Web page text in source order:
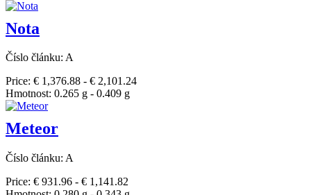
Nota
Číslo článku: A
Price: € 1,376.88 - € 2,101.24
Hmotnost: 0.265 g - 0.409 g
Meteor
Číslo článku: A
Price: € 931.96 - € 1,141.82